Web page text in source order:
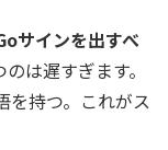
サインを出すべ
は遅すぎます。
を持つ。これがス